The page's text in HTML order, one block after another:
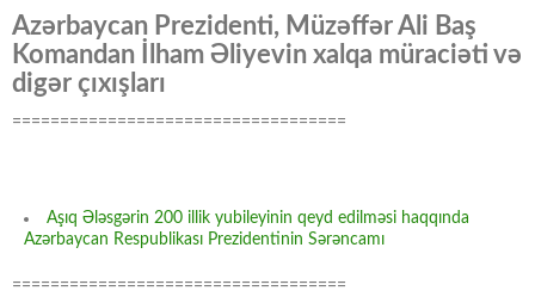
Azərbaycan Prezidenti, Müzəffər Ali Baş
Komandan İlham Əliyevin xalqa müraciəti və
digər çıxışları
===================================
Aşıq Ələsgərin 200 illik yubileyinin qeyd edilməsi haqqında
Azərbaycan Respublikası Prezidentinin Sərəncamı
===================================